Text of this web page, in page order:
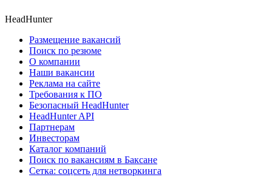
HeadHunter
Размещение вакансий
Поиск по резюме
О компании
Наши вакансии
Реклама на сайте
Требования к ПО
Безопасный HeadHunter
HeadHunter API
Партнерам
Инвесторам
Каталог компаний
Поиск по вакансиям в Баксане
Сетка: соцсеть для нетворкинга